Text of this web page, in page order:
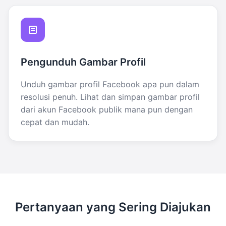
Pengunduh Gambar Profil
Unduh gambar profil Facebook apa pun dalam
resolusi penuh. Lihat dan simpan gambar profil
dari akun Facebook publik mana pun dengan
cepat dan mudah.
Pertanyaan yang Sering Diajukan